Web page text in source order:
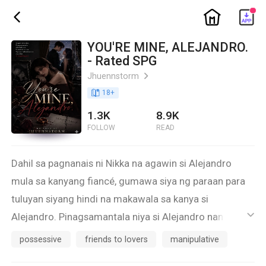
ic_back ic_home
YOU'RE MINE, ALEJANDRO.
- Rated SPG
Jhuennstorm ic_arrow_right
book_age 18+
1.3K
FOLLOW
8.9K
READ
Dahil sa pagnanais ni Nikka na agawin si Alejandro
mula sa kanyang fiancé, gumawa siya ng paraan para
tuluyan siyang hindi na makawala sa kanya si
Alejandro. Pinagsamantala niya si Alejandro nang gabi
na lulong ito sa alak. Kaya nang magising si Alejandro,
ic_default
possessive friends to lovers manipulative